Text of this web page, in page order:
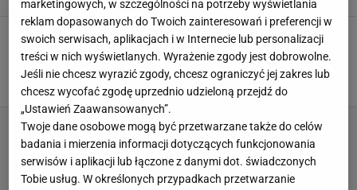
10 dni temu strzelił Polsce pięknego gola, teraz
może zostać bohaterem zaskakującego
transferu
Michał Salamucha,18 CZERWCA 2022, 20:13
marketingowych, w szczególności na potrzeby wyświetlania
reklam dopasowanych do Twoich zainteresowań i preferencji w
swoich serwisach, aplikacjach i w Internecie lub personalizacji
treści w nich wyświetlanych. Wyrażenie zgody jest dobrowolne.
Jeśli nie chcesz wyrazić zgody, chcesz ograniczyć jej zakres lub
chcesz wycofać zgodę uprzednio udzieloną przejdź do
„Ustawień Zaawansowanych”.
Twoje dane osobowe mogą być przetwarzane także do celów
badania i mierzenia informacji dotyczących funkcjonowania
serwisów i aplikacji lub łączone z danymi dot. świadczonych
Tobie usług. W określonych przypadkach przetwarzanie